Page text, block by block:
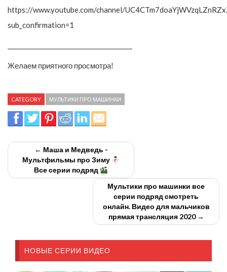
https://www.youtube.com/channel/
sub_confirmation=1
Желаем приятного просмотра!
CATEGORY МУЛЬТИКИ ПРО МАШИНКИ
← Маша и Медведь -
Мультфильмы про Зиму
Все серии подряд
Мультики про машинки все
серии подряд смотреть
онлайн. Видео для мальчиков
прямая трансляция 2020 →
НОВЫЕ СЕРИИ ВИДЕО